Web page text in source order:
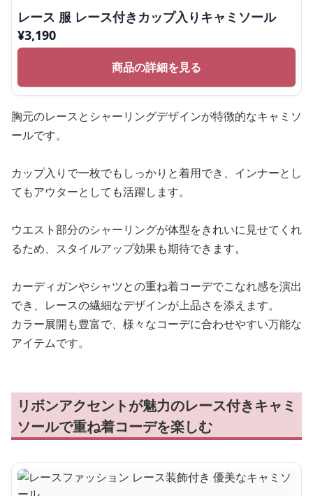
レース 服 レース付きカップ入りキャミソール
¥3,190
商品の詳細を見る
胸元のレースとシャーリングデザインが特徴的なキャミソ
ールです。
カップ入りで一枚でもしっかりと着用でき、インナーとし
てもアウターとしても活躍します。
ウエスト部分のシャーリングが体型をきれいに見せてくれ
るため、スタイルアップ効果も期待できます。
カーディガンやシャツとの重ね着コーデでこなれ感を演出
でき、レースの繊細なデザインが上品さを添えます。
カラー展開も豊富で、様々なコーデに合わせやすい万能な
アイテムです。
リボンアクセントが魅力のレース付きキャミ
ソールで重ね着コーデを楽しむ